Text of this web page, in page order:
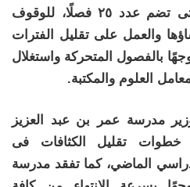
التجارية الرسمية لغات والتى تضم عدد ٢٥ فصلًا، للوقوف
والعمل على تقليل الفترات
بالفصول المتحركة واستغلال
العلوم والمكتبة.
مدرسة عمر بن عبد العزيز
خطوات تقليل الكثافات فى
العام الدراسي الماضي، كما تفقد مدرسة